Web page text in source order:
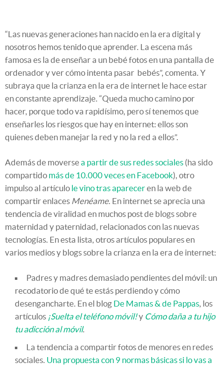
“Las nuevas generaciones han nacido en la era digital y
nosotros hemos tenido que aprender. La escena más
famosa es la de enseñar a un bebé fotos en una pantalla de
ordenador y ver cómo intenta pasar bebés”, comenta. Y
subraya que la crianza en la era de internet le hace estar
en constante aprendizaje. “Queda mucho camino por
hacer, porque todo va rapidísimo, pero sí tenemos que
enseñarles los riesgos que hay en internet: ellos son
quienes deben manejar la red y no la red a ellos”.
Además de moversea partir de sus redes sociales (ha sido
compartido más de 10.000 veces en Facebook), otro
impulso al artículo le vino tras apareceren la web de
compartir enlaces Menéame. En internet se aprecia una
tendencia de viralidad en muchos post de blogs sobre
maternidad y paternidad, relacionados con las nuevas
tecnologías. En esta lista, otros artículos populares en
varios medios y blogs sobre la crianza en la era de internet:
Padres y madres demasiado pendientes del móvil: un
recodatorio de qué te estás perdiendo y cómo
desengancharte. En el blog De Mamas & de Pappas , los
artículos ¡Suelta el teléfono móvil!y Cómo daña a tu hijo
tu adicción al móvil.
La tendencia a compartir fotos de menores en redes
sociales. Una propuesta con 9 normas básicas si lo vas a